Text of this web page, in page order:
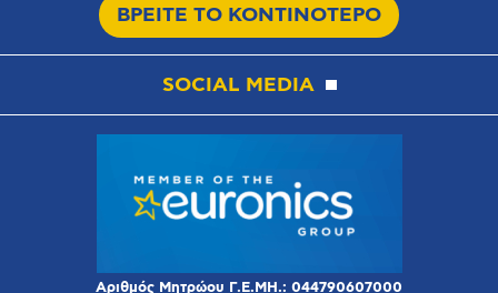
ΒΡΕΙΤΕ ΤΟ ΚΟΝΤΙΝΟΤΕΡΟ
SOCIAL MEDIA